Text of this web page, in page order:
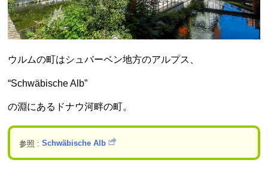
ウルムの町はシュバーベン地方のアルプス、
“Schwäbische Alb”
の淵にあるドナウ河畔の町。
参照 :Schwäbische Alb